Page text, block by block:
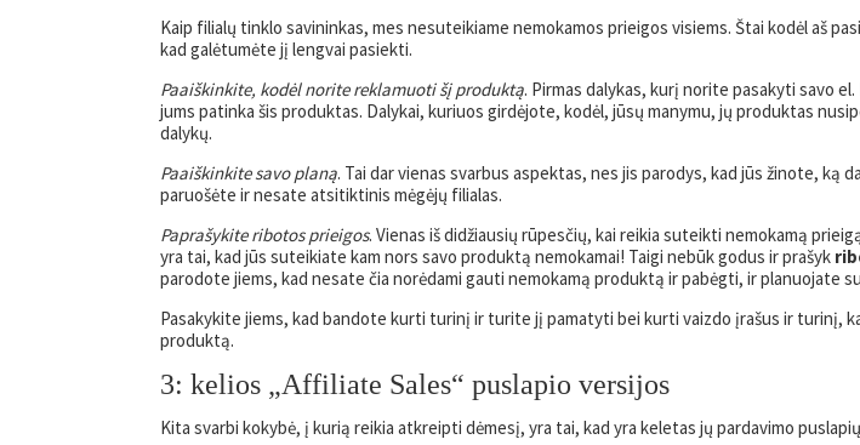
Kaip filialų tinklo savininkas, mes nesuteikiame nemokamos prieigos visiems. Štai kodėl aš
kad galėtumėte jį lengvai pasiekti.
Paaiškinkite, kodėl norite reklamuoti šį produktą. Pirmas dalykas, kurį norite pasakyti savo
jums patinka šis produktas. Dalykai, kuriuos girdėjote, kodėl, jūsų manymu, jų produktas
dalykų.
Paaiškinkite savo planą. Tai dar vienas svarbus aspektas, nes jis parodys, kad jūs žinote, ką
paruošėte ir nesate atsitiktinis mėgėjų filialas.
Paprašykite ribotos prieigos. Vienas iš didžiausių rūpesčių, kai reikia suteikti nemokamą
yra tai, kad jūs suteikiate kam nors savo produktą nemokamai! Taigi nebūk godus ir prašyk
parodote jiems, kad nesate čia norėdami gauti nemokamą produktą ir pabėgti, ir planuojate
Pasakykite jiems, kad bandote kurti turinį ir turite jį pamatyti bei kurti vaizdo įrašus ir turinį,
produktą.
3: kelios „Affiliate Sales“ puslapio versijos
Kita svarbi kokybė, į kurią reikia atkreipti dėmesį, yra tai, kad yra keletas jų pardavimo